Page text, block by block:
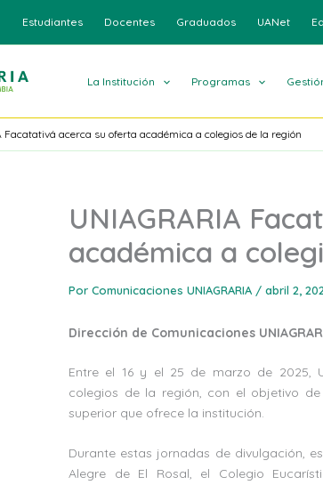
Estudiantes Docentes Graduados UANet
La Institución Programas
Facatativá acerca su oferta académica a colegios de la región
UNIAGRARIA
académica a
Por Comunicaciones UNIAGRARIA / abril 2,
Dirección de Comunicaciones
Entre el 16 y el 25 de marzo de 2025,
colegios de la región, con el objetivo
superior que ofrece la institución.
Durante estas jornadas de divulgación,
Alegre de El Rosal, el Colegio